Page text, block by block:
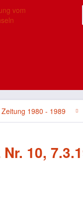
1980 - 1989
Nr. 10,